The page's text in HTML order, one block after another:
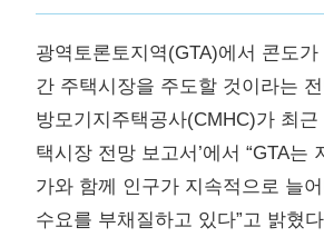
광역토론토지역(GTA)에서 콘도
간 주택시장을 주도할 것이라는
방모기지주택공사(CMHC)가 최근
택시장 전망 보고서’에서 “GTA는
가와 함께 인구가 지속적으로 늘
수요를 부채질하고 있다”고 밝혔